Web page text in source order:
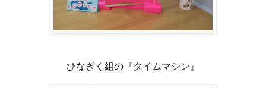
ひなぎく組の『タイムマシン』